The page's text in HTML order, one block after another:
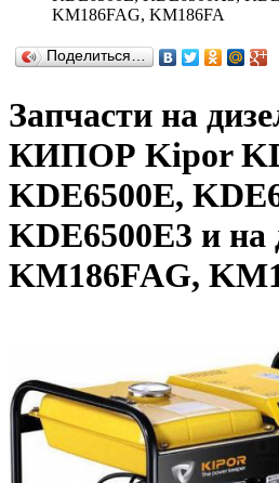
KM186FAG, KM186FA
Поделиться…
Запчасти на
КИПОР Kipor
KDE6500E,
KDE6500E3 и на
KM186FAG,